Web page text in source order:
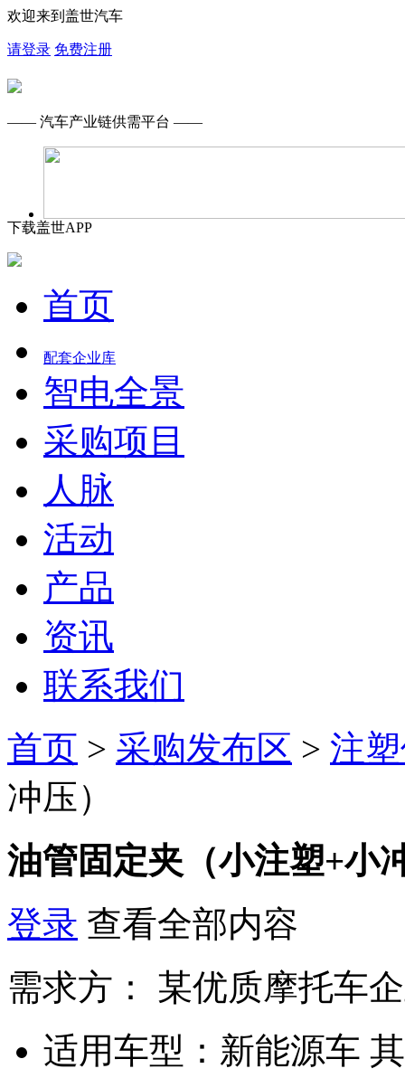
欢迎来到盖世汽车
请登录 免费注册
—— 汽车产业链供需平台 ——
下载盖世APP
首页
配套企业库
智电全景
采购项目
人脉
活动
产品
资讯
联系我们
首页 > 采购发布区 > 注
冲压）
油管固定夹（小注塑+小
登录 查看全部内容
需求方：
某优质摩托车
适用车型： 新能源车